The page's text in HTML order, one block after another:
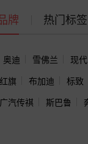
牌 热门标签
奥迪 雪佛兰
现代
红旗 布加迪
标致
广汽传祺 斯巴鲁